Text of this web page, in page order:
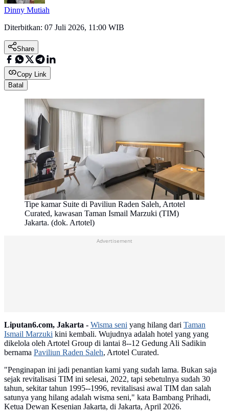
Dinny Mutiah
Diterbitkan: 07 Juli 2026, 11:00 WIB
Share
Copy Link
Batal
Tipe kamar Suite di Paviliun Raden Saleh, Artotel
Curated, kawasan Taman Ismail Marzuki (TIM)
Jakarta. (dok. Artotel)
Advertisement
Liputan6.com, Jakarta - Wisma seni yang hilang dari Taman
Ismail Marzuki kini kembali. Wujudnya adalah hotel yang yang
dikelola oleh Artotel Group di lantai 8--12 Gedung Ali Sadikin
bernama Paviliun Raden Saleh, Artotel Curated.
"Penginapan ini jadi penantian kami yang sudah lama. Bukan saja
sejak revitalisasi TIM ini selesai, 2022, tapi sebetulnya sudah 30
tahun, sekitar tahun 1995--1996, revitalisasi awal TIM dan salah
satunya yang hilang adalah wisma seni," kata Bambang Prihadi,
Ketua Dewan Kesenian Jakarta, di Jakarta, April 2026.